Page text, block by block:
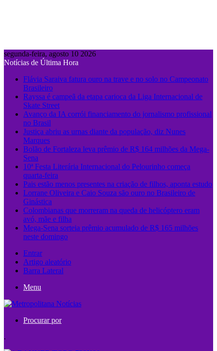
segunda-feira, agosto 10 2026
Notícias de Última Hora
Flávia Saraiva fatura ouro na trave e no solo no Campeonato
Brasileiro
Rayssa é campeã da etapa carioca da Liga Internacional de
Skate Street
Avanço da IA corrói financiamento do jornalismo profissional
no Brasil
Justiça abriu as urnas diante da população, diz Nunes
Marques
Bolão de Fortaleza leva prêmio de R$ 164 milhões da Mega-
Sena
10ª Festa Literária Internacional do Pelourinho começa
quarta-feira
Pais estão menos presentes na criação de filhos, aponta estudo
Lorrane Oliveira e Caio Souza são ouro no Brasileiro de
Ginástica
Colombianas que morreram na queda de helicóptero eram
avó, mãe e filha
Mega-Sena sorteia prêmio acumulado de R$ 165 milhões
neste domingo
Entrar
Artigo aleatório
Barra Lateral
Menu
Procurar por
.